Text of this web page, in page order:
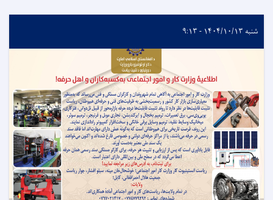
شنبه ۱۴۰۴/۱۰/۱۳ - ۹:۱۳